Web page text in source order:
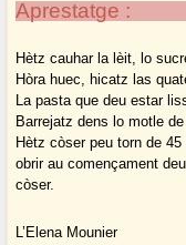
Aprestatge :
Hètz cauhar la lèit, lo
Hòra huec, hicatz las
La pasta que deu estar
Barrejatz dens lo motle
Hètz còser peu torn de
obrir au començament deu
còser.
L’Elena Mounier